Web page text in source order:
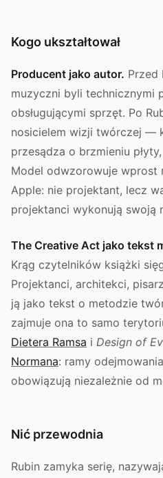
Kogo ukształtował
Producent jako autor. Przed
muzyczni byli technicznymi
obsługującymi sprzęt. Po
nosicielem wizji twórczej —
przesądza o brzmieniu
Model odwzorowuje wprost
Apple: nie projektant, lecz
projektanci wykonują swoją
The Creative Act jako tekst
Krąg czytelników książki
Projektanci, architekci,
ją jako tekst o metodzie
zajmuje ona to samo
Dietera Ramsa i Design of
Normana: ramy
obowiązują niezależnie od
Nić przewodnia
Rubin zamyka serię,